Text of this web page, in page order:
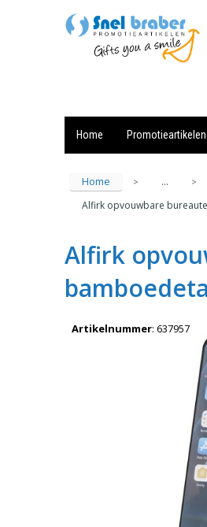
Home Promotieartikelen
Home > ... >
Alfirk opvouwbare
Alfirk
Artikelnummer: 637957